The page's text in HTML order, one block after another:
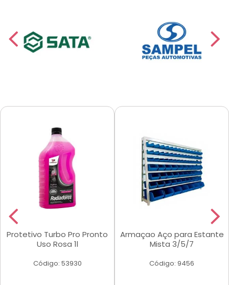
Protetivo Turbo Pro Pronto
Uso Rosa 1l
Código: 53930
Armaçao Aço para Estante
Mista 3/5/7
Código: 9456